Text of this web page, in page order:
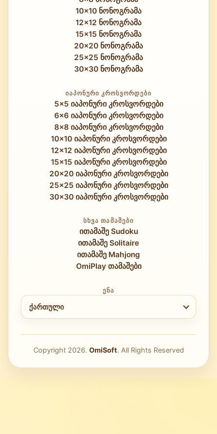
10x10 ნონოგრამა
12x12 ნონოგრამა
15x15 ნონოგრამა
20x20 ნონოგრამა
25x25 ნონოგრამა
30x30 ნონოგრამა
ᲘᲐᲞᲝᲜᲣᲠᲘ ᲙᲠᲝᲡᲕᲝᲠᲓᲔᲑᲘ
5x5 იაპონური კროსვორდები
6x6 იაპონური კროსვორდები
8x8 იაპონური კროსვორდები
10x10 იაპონური კროსვორდები
12x12 იაპონური კროსვორდები
15x15 იაპონური კროსვორდები
20x20 იაპონური კროსვორდები
25x25 იაპონური კროსვორდები
30x30 იაპონური კროსვორდები
ᲡᲮᲕᲐ ᲗᲐᲛᲐᲨᲔᲑᲘ
ითამაშე Sudoku
ითამაშე Solitaire
ითამაშე Mahjong
OmiPlay თამაშები
ᲔᲜᲐ
ენის არჩევა
ქართული
Copyright 2026. OmiSoft. All Rights Reserved